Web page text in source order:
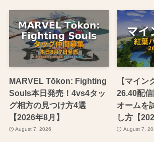
MARVEL Tōkon: Fighting
Souls本日発売！4vs4タッ
グ相方の見つけ方4選
【2026年8月】
August 7, 2026
【マイン
26.40配
オームを
し方【
August 7,